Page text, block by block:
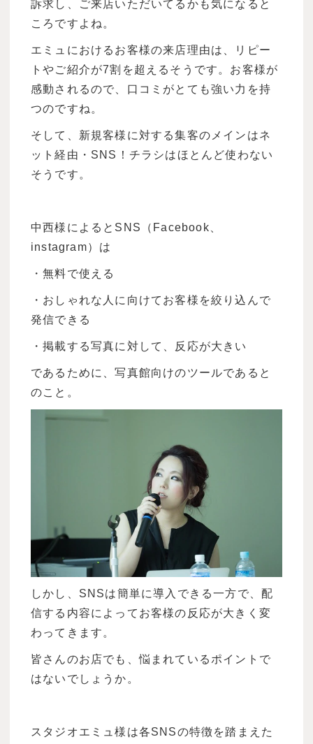
訴求し、ご来店いただいてるかも気になると
ころですよね。
エミュにおけるお客様の来店理由は、リピー
トやご紹介が7割を超えるそうです。お客様が
感動されるので、口コミがとても強い力を持
つのですね。
そして、新規客様に対する集客のメインはネ
ット経由・SNS！チラシはほとんど使わない
そうです。
中西様によるとSNS（Facebook、
instagram）は
・無料で使える
・おしゃれな人に向けてお客様を絞り込んで
発信できる
・掲載する写真に対して、反応が大きい
であるために、写真館向けのツールであると
のこと。
しかし、SNSは簡単に導入できる一方で、配
信する内容によってお客様の反応が大きく変
わってきます。
皆さんのお店でも、悩まれているポイントで
はないでしょうか。
スタジオエミュ様は各SNSの特徴を踏まえた